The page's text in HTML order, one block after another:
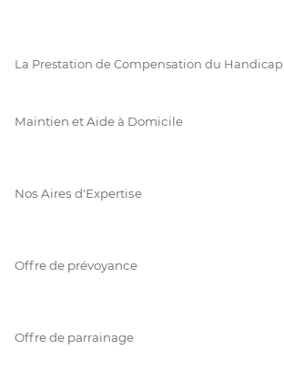
La Prestation de Compensation du Handicap
Maintien et Aide à Domicile
Nos Aires d'Expertise
Offre de prévoyance
Offre de parrainage